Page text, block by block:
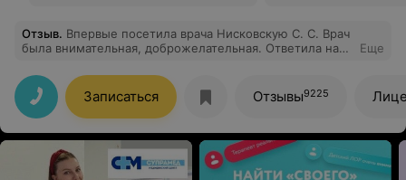
Отзыв. Впервые посетила врача Нисковскую С. С. Врач
была внимательная, доброжелательная. Ответила на
Еще
Записаться Отзывы9225